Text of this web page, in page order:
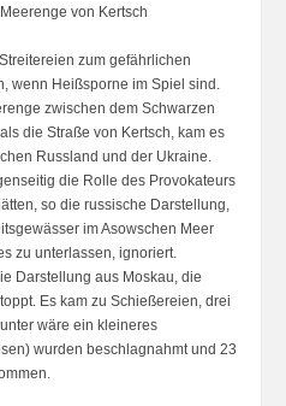
von Kertsch
zum gefährlichen
wenn Heißsporne im Spiel sind.
zwischen dem Schwarzen
die Straße von Kertsch, kam es
Russland und der Ukraine.
die Rolle des Provokateurs
so die russische Darstellung,
im Asowschen Meer
zu unterlassen, ignoriert.
Darstellung aus Moskau, die
Es kam zu Schießereien, drei
wäre ein kleineres
wurden beschlagnahmt und 23